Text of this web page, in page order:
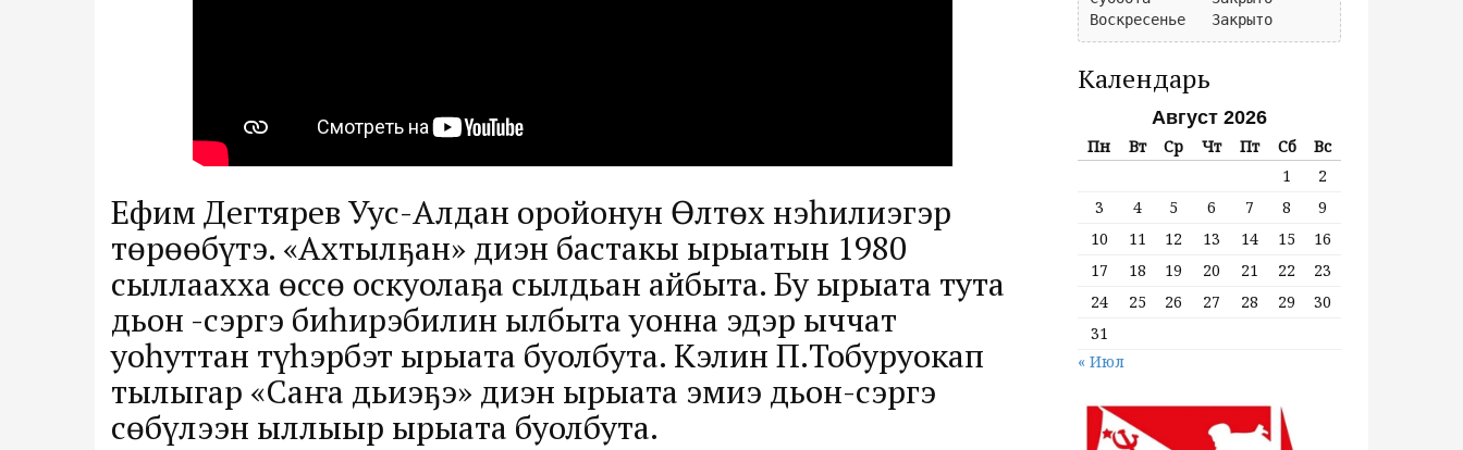
Ефим Дегтярев Уус-Алдан оройонун Өлтөх нэһилиэгэр
төрөөбүтэ. «Ахтылҕан» диэн бастакы ырыатын 1980
сыллаахха өссө оскуолаҕа сылдьан айбыта. Бу ырыата тута
дьон -сэргэ биһирэбилин ылбыта уонна эдэр ыччат
уоһуттан түһэрбэт ырыата буолбута. Кэлин П.Тобуруокап
тылыгар «Саҥа дьиэҕэ» диэн ырыата эмиэ дьон-сэргэ
сөбүлээн ыллыыр ырыата буолбута.
Воскресенье   Закрыто
Календарь
Август 2026
Пн Вт Ср Чт Пт Сб
Вс
1
2
3
4 5 6 7 8
9
10
11 12 13 14 15
16
17
18 19 20 21 22
23
24
25 26 27 28 29
30
31
« Июл